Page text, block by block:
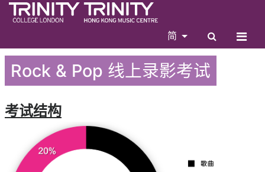
简
Rock & Pop 线上录影考试
考试结构